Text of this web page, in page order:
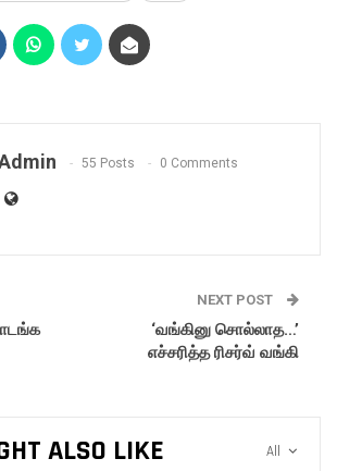
55 Posts 0 Comments
NEXT POST
‘வங்கினு சொல்லாத…’
எச்சரித்த ரிசர்வ் வங்கி
All
ALSO LIKE